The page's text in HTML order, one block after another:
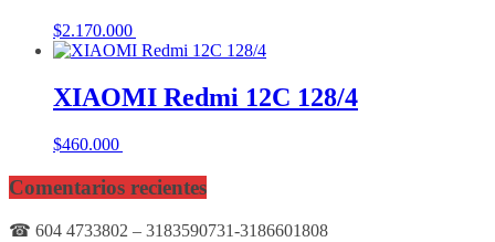
$2.170.000
XIAOMI Redmi 12C 128/4
$460.000
Comentarios recientes
☎ 604 4733802 – 3183590731-3186601808